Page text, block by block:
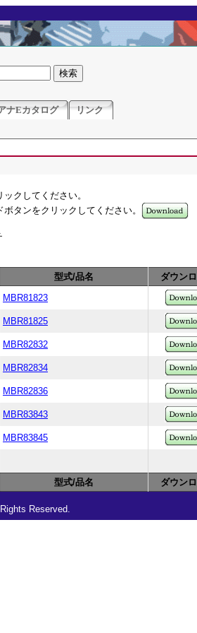
ナEカタログ
リンク
クしてください。
タンをクリックしてください。
型式/品名 ダウン
型式/品名 ダウン
MBR81823
MBR81825
MBR82832
MBR82834
MBR82836
MBR83843
MBR83845
Reserved.